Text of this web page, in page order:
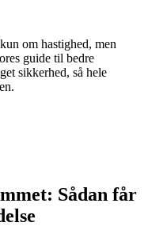
om hastighed, men
guide til bedre
sikkerhed, så hele
Sådan får